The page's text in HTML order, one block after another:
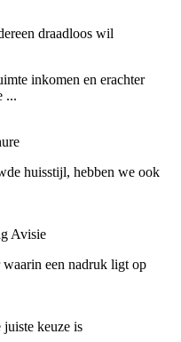
draadloos wil
inkomen en erachter
...
huisstijl, hebben we ook
Avisie
een nadruk ligt op
juiste keuze is